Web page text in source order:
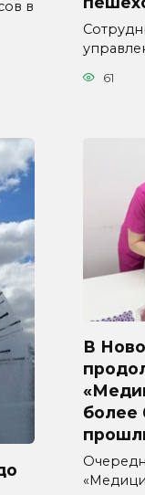
в
61
В
более